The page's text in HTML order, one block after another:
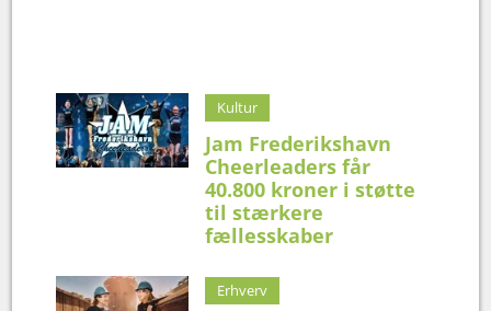
Kultur
Jam Frederikshavn
Cheerleaders får
40.800 kroner i støtte
til stærkere
fællesskaber
Erhverv